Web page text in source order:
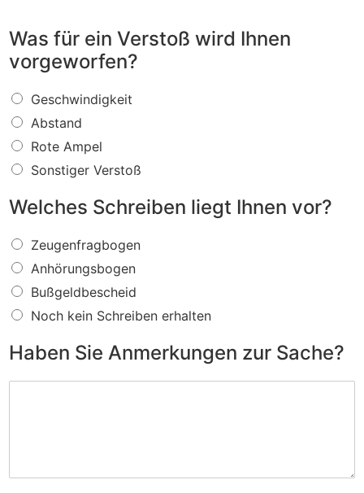
Was für ein Verstoß wird Ihnen
vorgeworfen?
W
a
s
f
ü
r
i
V
e
r
s
t
o
ß
w
Geschwindigkeit
Abstand
Rote Ampel
Sonstiger Verstoß
Welches Schreiben liegt Ihnen vor?
W
e
c
h
e
S
Zeugenfragbogen
Anhörungsbogen
Bußgeldbescheid
Noch kein Schreiben erhalten
Haben Sie Anmerkungen zur Sache?